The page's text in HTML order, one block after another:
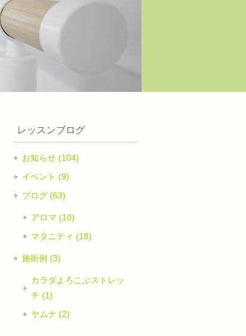
レッスンブログ
お知らせ (104)
イベント (9)
ブログ (63)
アロマ (10)
マタニティ (18)
施術例 (3)
カラダよろこぶストレッ
チ (1)
ヤムナ (2)